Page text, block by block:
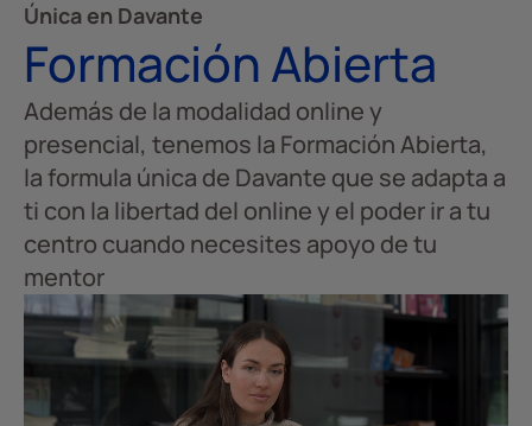
Única en Davante
Formación Abierta
Además de la modalidad online y
presencial, tenemos la Formación Abierta,
la formula única de Davante que se adapta a
ti con la libertad del online y el poder ir a tu
centro cuando necesites apoyo de tu
mentor